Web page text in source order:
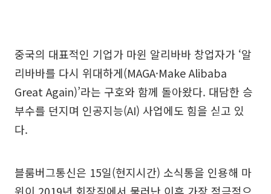
중국의 대표적인 기업가 마윈 알리바바 창업자가 ‘알
리바바를 다시 위대하게(MAGA·Make Alibaba
Great Again)’라는 구호와 함께 돌아왔다. 대담한 승
부수를 던지며 인공지능(AI) 사업에도 힘을 싣고 있
다.
블룸버그통신은 15일(현지시간) 소식통을 인용해 마